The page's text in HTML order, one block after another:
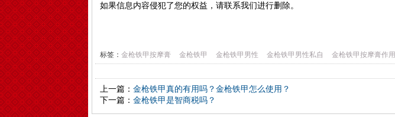
如果信息内容侵犯了您的权益，请联系我们进行删除。
标签： 金枪铁甲按摩膏 金枪铁甲 金枪铁甲男性 金枪铁甲男性私自 金枪铁甲按摩膏作用
上一篇： 金枪铁甲真的有用吗？金枪铁甲怎么使用？
下一篇： 金枪铁甲是智商税吗？